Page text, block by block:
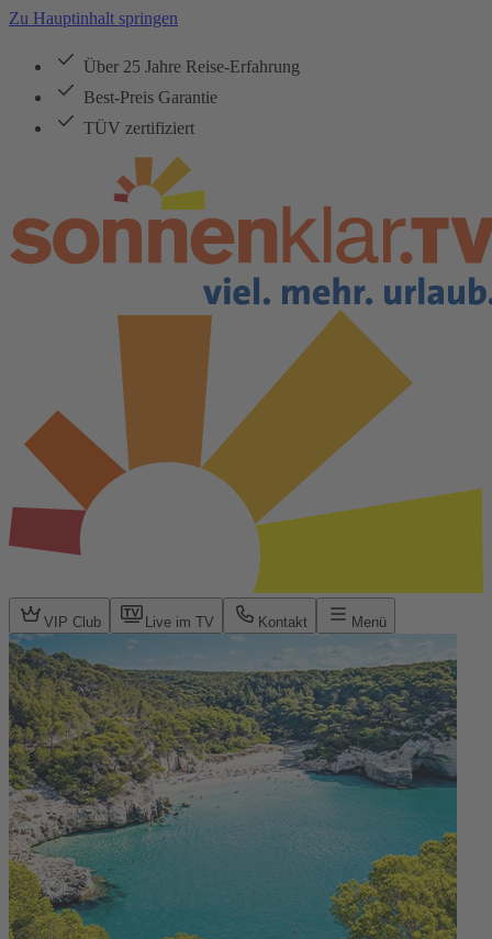
Zu Hauptinhalt springen
Über 25 Jahre Reise-Erfahrung
Best-Preis Garantie
TÜV zertifiziert
VIP Club Live im TV Kontakt Menü